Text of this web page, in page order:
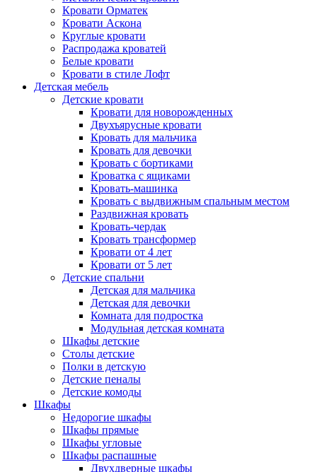
Кровати Орматек
Кровати Аскона
Круглые кровати
Распродажа кроватей
Белые кровати
Кровати в стиле Лофт
Детская мебель
Детские кровати
Кровати для новорожденных
Двухъярусные кровати
Кровать для мальчика
Кровать для девочки
Кровать с бортиками
Кроватка с ящиками
Кровать-машинка
Кровать с выдвижным спальным местом
Раздвижная кровать
Кровать-чердак
Кровать трансформер
Кровати от 4 лет
Кровати от 5 лет
Детские спальни
Детская для мальчика
Детская для девочки
Комната для подростка
Модульная детская комната
Шкафы детские
Столы детские
Полки в детскую
Детские пеналы
Детские комоды
Шкафы
Недорогие шкафы
Шкафы прямые
Шкафы угловые
Шкафы распашные
Двухдверные шкафы